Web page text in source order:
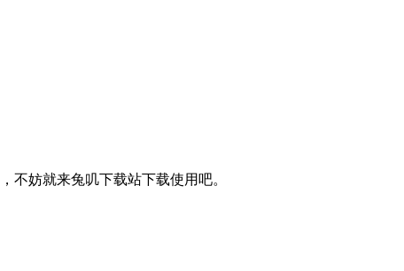
不妨就来兔叽下载站下载使用吧。